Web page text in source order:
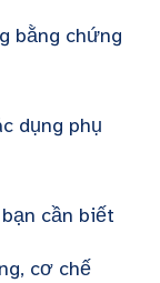
bằng chứng
dụng phụ
cần biết
cơ chế